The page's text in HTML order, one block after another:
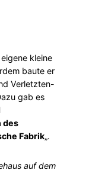
kleine
baute er
Verletzten-
gab es
des
Fabrik„.
auf dem